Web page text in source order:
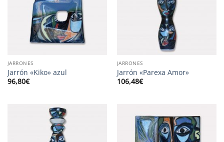
JARRONES
Jarrón «Kiko» azul
96,80€
JARRONES
Jarrón «Parexa Amor»
106,48€